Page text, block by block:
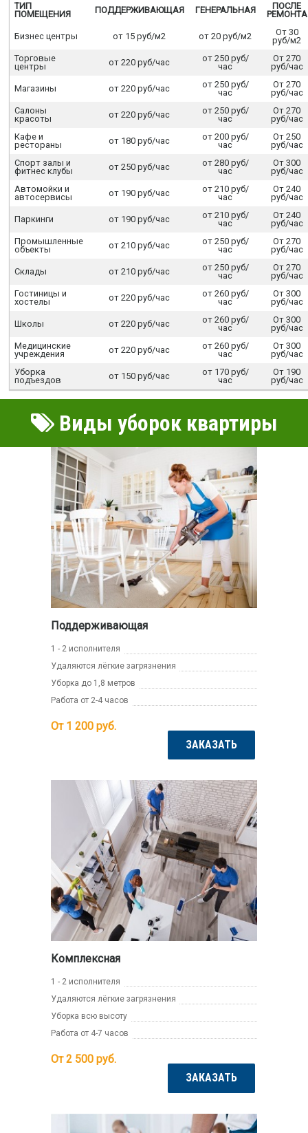
ТИП
ПОМЕЩЕНИЯ
ПОДДЕРЖИВАЮЩАЯ ГЕНЕРАЛЬНАЯ
ПОСЛЕ
РЕМОНТА
Бизнес центры от 15 руб/м2 от 20 руб/м2
От 30
руб/м2
Торговые
центры
от 220 руб/час
от 250 руб/
час
От 270
руб/час
Магазины от 220 руб/час
от 250 руб/
час
От 270
руб/час
Салоны
красоты
от 220 руб/час
от 250 руб/
час
От 270
руб/час
Кафе и
рестораны
от 180 руб/час
от 200 руб/
час
От 250
руб/час
Спорт залы и
фитнес клубы
от 250 руб/час
от 280 руб/
час
От 300
руб/час
Автомойки и
автосервисы
от 190 руб/час
от 210 руб/
час
От 240
руб/час
Паркинги от 190 руб/час
от 210 руб/
час
От 240
руб/час
Промышленные
объекты
от 210 руб/час
от 250 руб/
час
От 270
руб/час
Склады от 210 руб/час
от 250 руб/
час
От 270
руб/час
Гостиницы и
хостелы
от 220 руб/час
от 260 руб/
час
От 300
руб/час
Школы от 220 руб/час
от 260 руб/
час
От 300
руб/час
Медицинские
учреждения
от 220 руб/час
от 260 руб/
час
От 300
руб/час
Уборка
подъездов
от 150 руб/час
от 170 руб/
час
От 190
руб/час
Виды уборок квартиры
Поддерживающая
1 - 2 исполнителя
Удаляются лёгкие загрязнения
Уборка до 1,8 метров
Работа от 2-4 часов
От 1 200 руб.
ЗАКАЗАТЬ
Комплексная
1 - 2 исполнителя
Удаляются лёгкие загрязнения
Уборка всю высоту
Работа от 4-7 часов
От 2 500 руб.
ЗАКАЗАТЬ